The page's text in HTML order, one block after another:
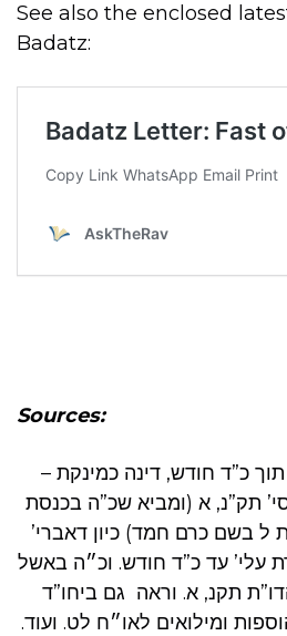
See also the enclosed
Badatz:
Sources:
כ”ד חודש, דינה כמינקת –
תק”נ, א (ומביא שכ”ה בכנסת
ל בשם כרם חמד) כיון דאברי’
עלי’ עד כ”ד חודש. וכ״ה באשל
תקנ, א. וראה גם ביחו”ד
ומילואים לאו״ח לט. ועוד.